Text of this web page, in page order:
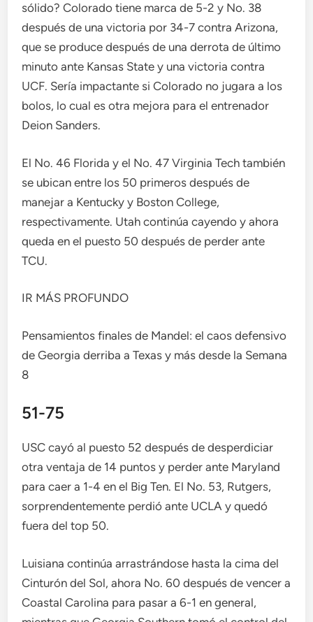
sólido? Colorado tiene marca de 5-2 y No. 38
después de una victoria por 34-7 contra Arizona,
que se produce después de una derrota de último
minuto ante Kansas State y una victoria contra
UCF. Sería impactante si Colorado no jugara a los
bolos, lo cual es otra mejora para el entrenador
Deion Sanders.
El No. 46 Florida y el No. 47 Virginia Tech también
se ubican entre los 50 primeros después de
manejar a Kentucky y Boston College,
respectivamente. Utah continúa cayendo y ahora
queda en el puesto 50 después de perder ante
TCU.
IR MÁS PROFUNDO
Pensamientos finales de Mandel: el caos defensivo
de Georgia derriba a Texas y más desde la Semana
8
51-75
USC cayó al puesto 52 después de desperdiciar
otra ventaja de 14 puntos y perder ante Maryland
para caer a 1-4 en el Big Ten. El No. 53, Rutgers,
sorprendentemente perdió ante UCLA y quedó
fuera del top 50.
Luisiana continúa arrastrándose hasta la cima del
Cinturón del Sol, ahora No. 60 después de vencer a
Coastal Carolina para pasar a 6-1 en general,